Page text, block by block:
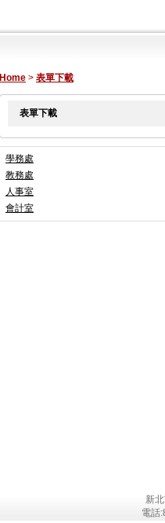
Home > 表單下載
表單下載
學務處
教務處
人事室
會計室
新
電話